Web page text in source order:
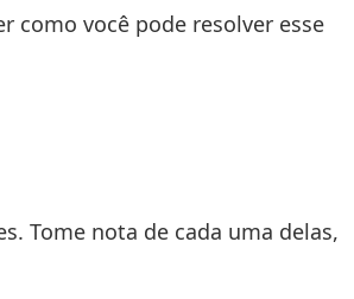
como você pode resolver esse
Tome nota de cada uma delas,